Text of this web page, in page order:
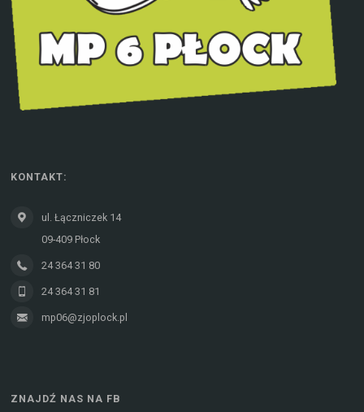
KONTAKT:
ul. Łączniczek 14
09-409 Płock
24 364 31 80
24 364 31 81
mp06@zjoplock.pl
ZNAJDŹ NAS NA FB